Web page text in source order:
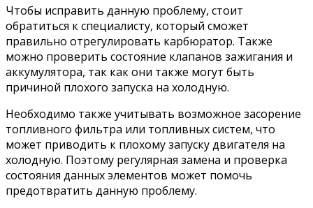
Чтобы исправить данную проблему, стоит
обратиться к специалисту, который сможет
правильно отрегулировать карбюратор. Также
можно проверить состояние клапанов зажигания и
аккумулятора, так как они также могут быть
причиной плохого запуска на холодную.
Необходимо также учитывать возможное засорение
топливного фильтра или топливных систем, что
может приводить к плохому запуску двигателя на
холодную. Поэтому регулярная замена и проверка
состояния данных элементов может помочь
предотвратить данную проблему.